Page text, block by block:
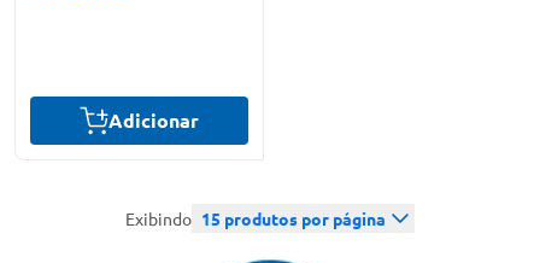
Adicionar
Exibindo 15 produtos por página